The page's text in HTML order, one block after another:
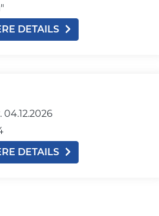
DETAILS
04.12.2026
DETAILS